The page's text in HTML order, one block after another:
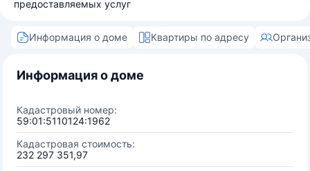
предоставляемых услуг
Информация о доме Квартиры по адресу
Информация о доме
Кадастровый номер:
59:01:5110124:1962
Кадастровая стоимость:
232 297 351,97